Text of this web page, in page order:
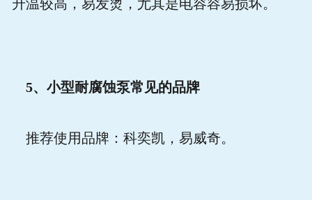
升温较高，易发烫，尤其是电容容易损坏。
5、小型耐腐蚀泵常见的品牌
推荐使用品牌：科奕凯，易威奇。